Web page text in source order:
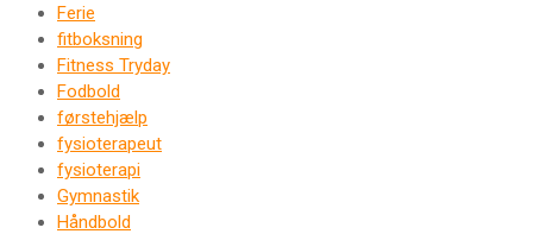
Ferie
fitboksning
Fitness Tryday
Fodbold
førstehjælp
fysioterapeut
fysioterapi
Gymnastik
Håndbold